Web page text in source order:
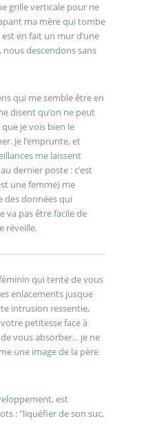
grille verticale pour ne
ma mère qui tombe
en fait un mur d’une
descendons sans
qui me semble être en
disent qu’on ne peut
je vois bien le
Je l’emprunte, et
me laissent
dernier poste : c’est
une femme) me
des données qui
va pas être facile de
réveille.
qui tente de vous
enlacements jusque
intrusion ressentie,
petitesse face à
vous absorber... je ne
une image de la père
est
: "liquéfier de son suc,